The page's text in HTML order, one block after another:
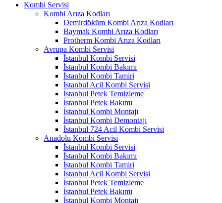
Kombi Servisi
Kombi Arıza Kodları
Demirdöküm Kombi Arıza Kodları
Baymak Kombi Arıza Kodları
Protherm Kombi Arıza Kodları
Avrupa Kombi Servisi
İstanbul Kombi Servisi
İstanbul Kombi Bakımı
İstanbul Kombi Tamiri
İstanbul Acil Kombi Servisi
İstanbul Petek Temizleme
İstanbul Petek Bakımı
İstanbul Kombi Montajı
İstanbul Kombi Demontajı
İstanbul 724 Acil Kombi Servisi
Anadolu Kombi Servisi
İstanbul Kombi Servisi
İstanbul Kombi Bakımı
İstanbul Kombi Tamiri
İstanbul Acil Kombi Servisi
İstanbul Petek Temizleme
İstanbul Petek Bakımı
İstanbul Kombi Montajı